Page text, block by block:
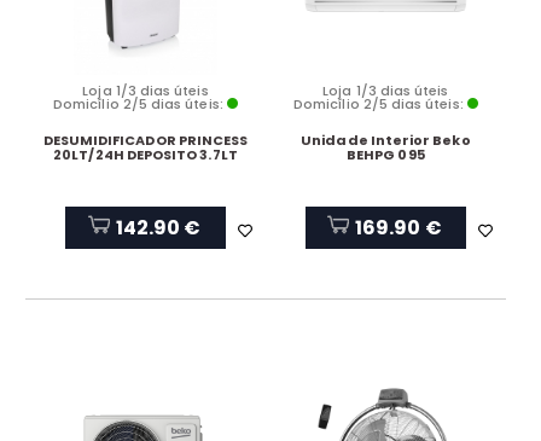
Loja 1/3 dias úteis
Domicílio 2/5 dias úteis:
DESUMIDIFICADOR PRINCESS
20LT/24H DEPOSITO 3.7LT
142.90 €
Loja 1/3 dias úteis
Domicílio 2/5 dias úteis:
Unidade Interior Beko
BEHPG 095
169.90 €